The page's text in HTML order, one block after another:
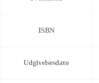
ISBN
Udgivelsesdato